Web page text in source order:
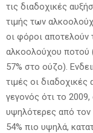
τις διαδοχικές
τιμής των
οι φόροι αποτελούν
αλκοολούχου ποτού
57% στο ούζο).
τιμές οι
γεγονός ότι το 2009,
υψηλότερες από τον
54% πιο υψηλά,